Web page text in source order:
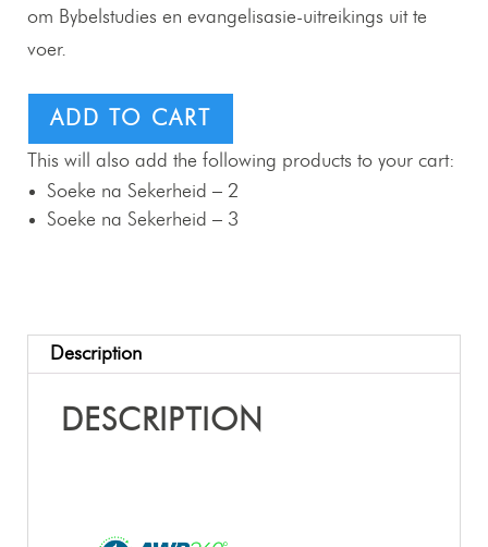
om Bybelstudies en evangelisasie-uitreikings uit te
voer.
ADD TO CART
This will also add the following products to your cart:
Soeke na Sekerheid – 2
Soeke na Sekerheid – 3
Description
DESCRIPTION